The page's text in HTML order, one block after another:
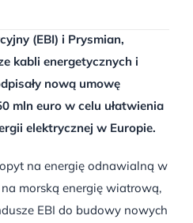
(EBI) i Prysmian,
kabli energetycznych i
nową umowę
mln euro w celu ułatwienia
elektrycznej w Europie.
na energię odnawialną w
morską energię wiatrową,
EBI do budowy nowych